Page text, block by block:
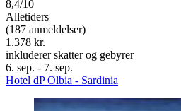
8,4/10
Alletiders
(187 anmeldelser)
1.378 kr.
inkluderer skatter og gebyrer
6. sep. - 7. sep.
Hotel dP Olbia - Sardinia